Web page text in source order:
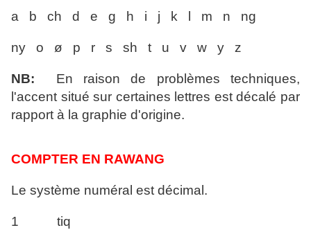
a b ch d e g h i j k l m n ng
ny o ø p r s sh t u v w y z
NB: En raison de problèmes techniques,
l'accent situé sur certaines lettres est décalé par
rapport à la graphie d'origine.
COMPTER EN RAWANG
Le système numéral est décimal.
1 tiq